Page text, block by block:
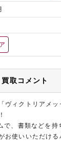
買取コメント
ヴィクトリアメ
で、書類などを持
お使いいただける